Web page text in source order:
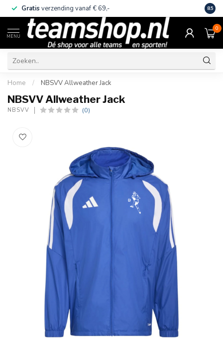
Gratis verzending vanaf € 69,- Eigen
8.5
MENU
0
Home / NBSVV Allweather Jack
NBSVV Allweather Jack
NBSVV (0)